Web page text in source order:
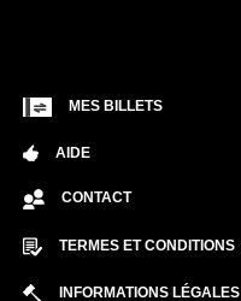
MES BILLETS
AIDE
CONTACT
TERMES ET CONDITIONS
INFORMATIONS LÉGALES